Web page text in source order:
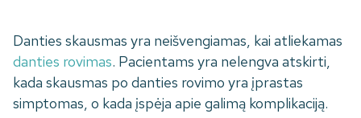
Danties skausmas yra neišvengiamas, kai atliekamas
danties rovimas. Pacientams yra nelengva atskirti,
kada skausmas po danties rovimo yra įprastas
simptomas, o kada įspėja apie galimą komplikaciją.